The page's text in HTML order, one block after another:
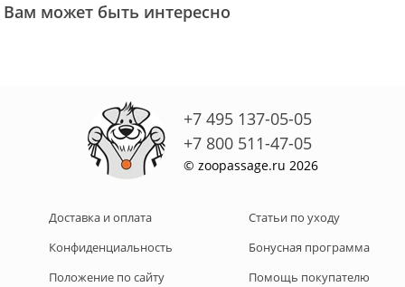
Вам может быть интересно
+7 495 137-05-05
+7 800 511-47-05
© zoopassage.ru 2026
Доставка и оплата
Конфиденциальность
Положение по сайту
Статьи по уходу
Бонусная программа
Помощь покупателю